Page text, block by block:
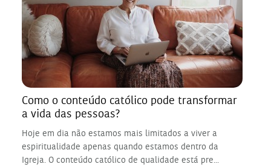
Como o conteúdo católico pode transformar
a vida das pessoas?
Hoje em dia não estamos mais limitados a viver a
espiritualidade apenas quando estamos dentro da
Igreja. O conteúdo católico de qualidade está pre...